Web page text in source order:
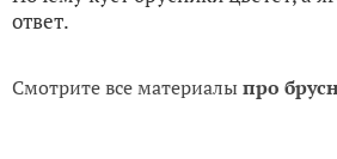
ответ.
Смотрите все материалыпро